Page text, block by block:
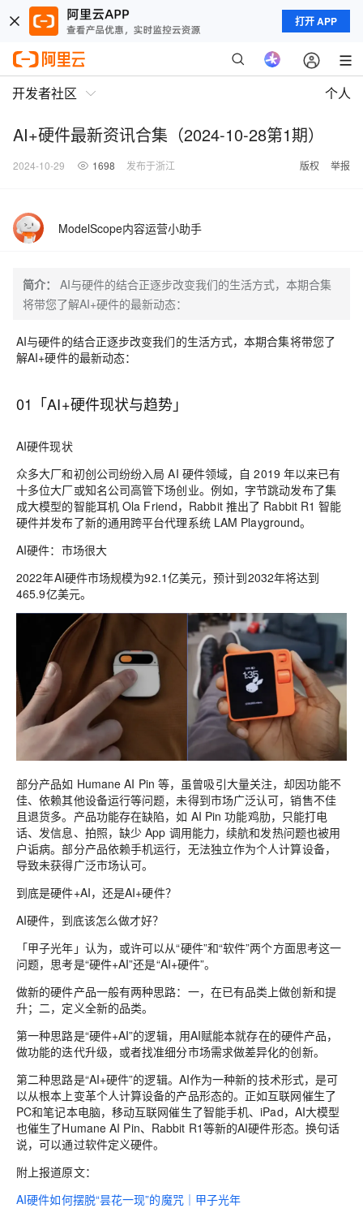
打开 APP
开发者社区 个人
AI+硬件最新资讯合集（2024-10-28第1期）
2024-10-29 1698 发布于浙江 版权 举报
ModelScope内容运营小助手
简介：
AI与硬件的结合正逐步改变我们的生活方式，本期合集
将带您了解AI+硬件的最新动态：
AI与硬件的结合正逐步改变我们的生活方式，本期合集将带您了
解AI+硬件的最新动态：
01「AI+硬件现状与趋势」
AI硬件现状
众多大厂和初创公司纷纷入局 AI 硬件领域，自 2019 年以来已有
十多位大厂或知名公司高管下场创业。例如，字节跳动发布了集
成大模型的智能耳机 Ola Friend，Rabbit 推出了 Rabbit R1 智能
硬件并发布了新的通用跨平台代理系统 LAM Playground。
AI硬件：市场很大
2022年AI硬件市场规模为92.1亿美元，预计到2032年将达到
465.9亿美元。
部分产品如 Humane AI Pin 等，虽曾吸引大量关注，却因功能不
佳、依赖其他设备运行等问题，未得到市场广泛认可，销售不佳
且退货多。产品功能存在缺陷，如 AI Pin 功能鸡肋，只能打电
话、发信息、拍照，缺少 App 调用能力，续航和发热问题也被用
户诟病。部分产品依赖手机运行，无法独立作为个人计算设备，
导致未获得广泛市场认可。
到底是硬件+AI，还是AI+硬件？
AI硬件，到底该怎么做才好？
「甲子光年」认为，或许可以从“硬件”和“软件”两个方面思考这一
问题，思考是“硬件+AI”还是“AI+硬件”。
做新的硬件产品一般有两种思路：一，在已有品类上做创新和提
升；二，定义全新的品类。
第一种思路是“硬件+AI”的逻辑，用AI赋能本就存在的硬件产品，
做功能的迭代升级，或者找准细分市场需求做差异化的创新。
第二种思路是“AI+硬件”的逻辑。AI作为一种新的技术形式，是可
以从根本上变革个人计算设备的产品形态的。正如互联网催生了
PC和笔记本电脑，移动互联网催生了智能手机、iPad，AI大模型
也催生了Humane AI Pin、Rabbit R1等新的AI硬件形态。换句话
说，可以通过软件定义硬件。
附上报道原文：
AI硬件如何摆脱“昙花一现”的魔咒｜甲子光年